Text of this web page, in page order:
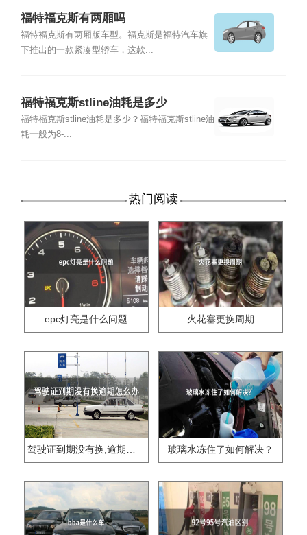
福特福克斯有两厢吗
福特福克斯有两厢版车型。福克斯是福特汽车旗
下推出的一款紧凑型轿车，这款...
福特福克斯stline油耗是多少
福特福克斯stline油耗是多少？福特福克斯stline油
耗一般为8-...
热门阅读
epc灯亮是什么问题 火花塞更换周期
驾驶证到期没有换,逾期怎么办?? 玻璃水冻住了如何解决？